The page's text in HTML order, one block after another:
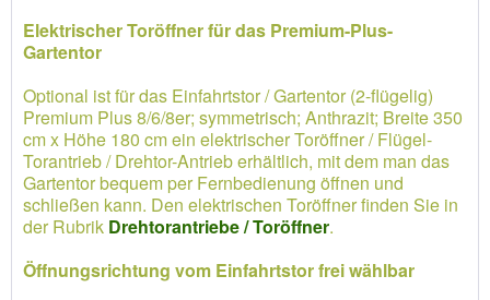
Elektrischer Toröffner für das Premium-Plus-
Gartentor
Optional ist für das Einfahrtstor / Gartentor (2-flügelig)
Premium Plus 8/6/8er; symmetrisch; Anthrazit; Breite 350
cm x Höhe 180 cm ein elektrischer Toröffner / Flügel-
Torantrieb / Drehtor-Antrieb erhältlich, mit dem man das
Gartentor bequem per Fernbedienung öffnen und
schließen kann. Den elektrischen Toröffner finden Sie in
der Rubrik Drehtorantriebe / Toröffner.
Öffnungsrichtung vom Einfahrtstor frei wählbar